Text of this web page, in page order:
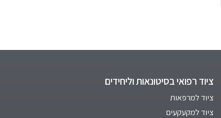
ציוד רפואי בסיטונאות וליחידים
ציוד למרפאות
ציוד למקעקעים